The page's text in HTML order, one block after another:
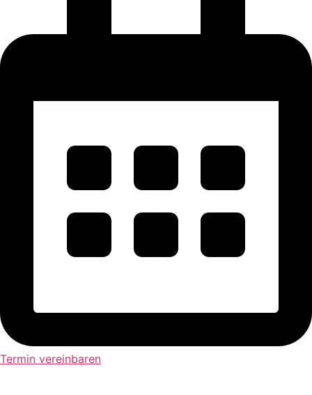
Termin vereinbaren